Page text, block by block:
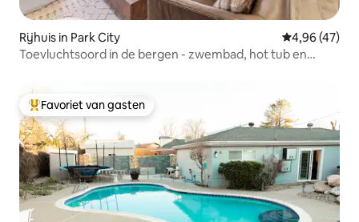
Rijhuis in Park City Gemiddelde
4,96 (47)
Toevluchtsoord in de bergen - zwembad, hot tub en
Topfavoriet van gasten
Favoriet van gasten